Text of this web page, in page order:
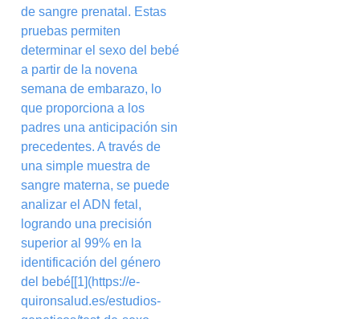
de sangre prenatal. Estas
pruebas permiten
determinar el sexo del bebé
a partir de la novena
semana de embarazo, lo
que proporciona a los
padres una anticipación sin
precedentes. A través de
una simple muestra de
sangre materna, se puede
analizar el ADN fetal,
logrando una precisión
superior al 99% en la
identificación del género
del bebé[[1](https://e-
quironsalud.es/estudios-